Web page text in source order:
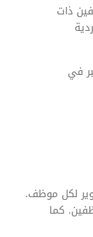
ذات
في
لكل موظف.
كما